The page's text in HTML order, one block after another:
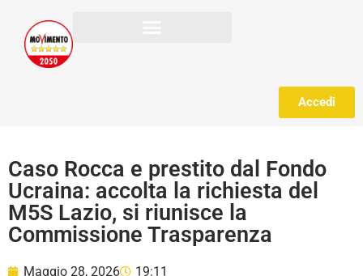
Accedi
Caso Rocca e prestito dal Fondo
Ucraina: accolta la richiesta del
M5S Lazio, si riunisce la
Commissione Trasparenza
Maggio 28, 2026 19:11